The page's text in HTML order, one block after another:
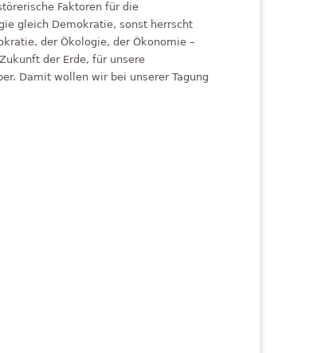
Faktoren für die
gleich Demokratie, sonst herrscht
der Ökologie, der Ökonomie –
der Erde, für unsere
Damit wollen wir bei unserer Tagung